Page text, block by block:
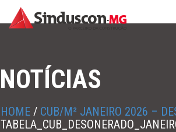
NOTÍCIAS
HOME / CUB/M² JANEIRO 2026 –